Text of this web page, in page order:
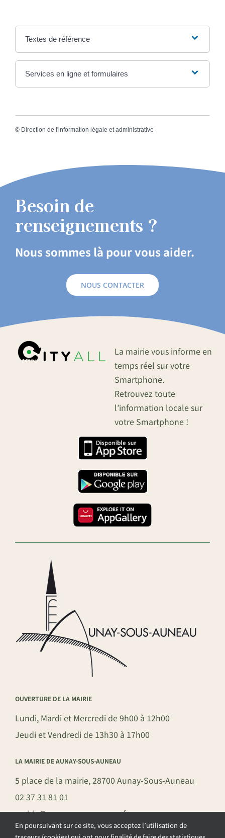
Textes de référence
Services en ligne et formulaires
© Direction de l'information légale et administrative
Besoin de
renseignements ?
Nous sommes là pour vous aider.
NOUS CONTACTER
La mairie vous informe en
temps réel sur votre
Smartphone.
Retrouvez toute
l’information locale sur
votre Smartphone !
OUVERTURE DE LA MAIRIE
Lundi, Mardi et Mercredi de 9h00 à 12h00
Jeudi et Vendredi de 13h30 à 17h00
LA MAIRIE DE AUNAY-SOUS-AUNEAU
5 place de la mairie, 28700 Aunay-Sous-Auneau
02 37 31 81 01
mairie@aunay-sous-auneau.fr
En poursuivant sur ce site, vous acceptez l’utilisation de